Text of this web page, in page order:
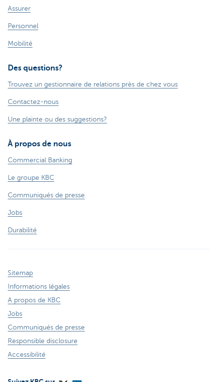
Assurer
Personnel
Mobilité
Des questions?
Trouvez un gestionnaire de relations près de chez vous
Contactez-nous
Une plainte ou des suggestions?
À propos de nous
Commercial Banking
Le groupe KBC
Communiqués de presse
Jobs
Durabilité
Sitemap
Informations légales
A propos de KBC
Jobs
Communiqués de presse
Responsible disclosure
Accessibilité